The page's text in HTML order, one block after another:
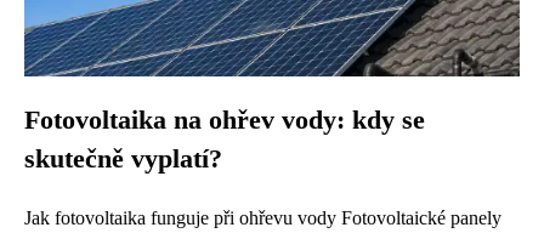
Fotovoltaika na ohřev vody: kdy se
skutečně vyplatí?
Jak fotovoltaika funguje při ohřevu vody Fotovoltaické panely